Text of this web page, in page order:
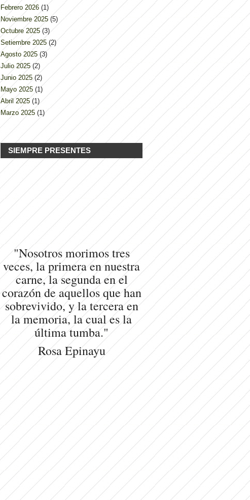
Febrero 2026 (1)
Noviembre 2025 (5)
Octubre 2025 (3)
Setiembre 2025 (2)
Agosto 2025 (3)
Julio 2025 (2)
Junio 2025 (2)
Mayo 2025 (1)
Abril 2025 (1)
Marzo 2025 (1)
SIEMPRE PRESENTES
"Nosotros morimos tres
veces, la primera en nuestra
carne, la segunda en el
corazón de aquellos que han
sobrevivido, y la tercera en
la memoria, la cual es la
última tumba."
Rosa Epinayu